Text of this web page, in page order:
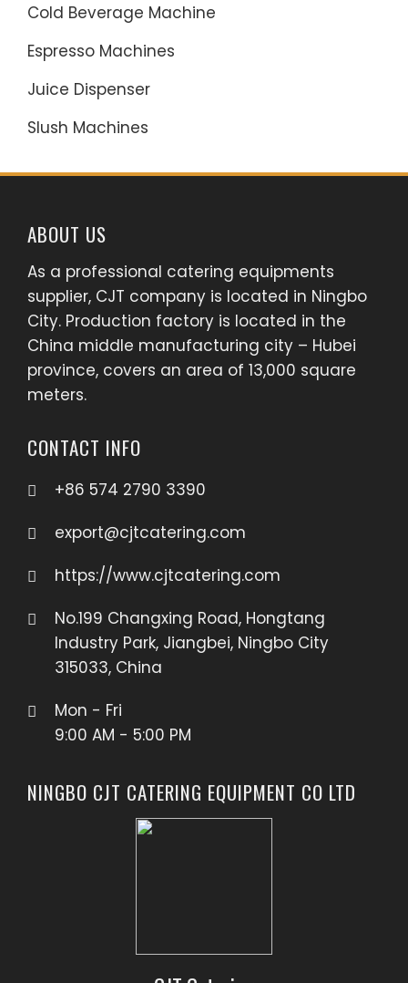
Cold Beverage Machine
Espresso Machines
Juice Dispenser
Slush Machines
ABOUT US
As a professional catering equipments
supplier, CJT company is located in Ningbo
City. Production factory is located in the
China middle manufacturing city – Hubei
province, covers an area of 13,000 square
meters.
CONTACT INFO
+86 574 2790 3390
export@cjtcatering.com
https://www.cjtcatering.com
No.199 Changxing Road, Hongtang
Industry Park, Jiangbei, Ningbo City
315033, China
Mon - Fri
9:00 AM - 5:00 PM
NINGBO CJT CATERING EQUIPMENT CO LTD